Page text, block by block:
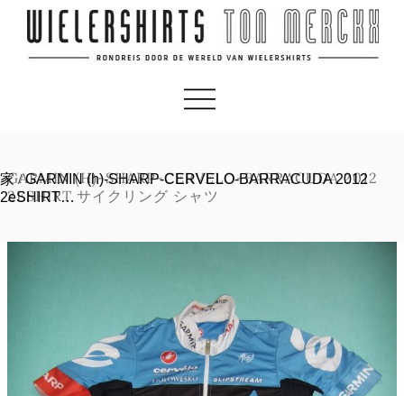
GARMIN (H)-SHARP-CERVELO-BARRACUDA 2012
2ESHIRT サイクリング シャツ
家/GARMIN (h)-SHARP-CERVELO-BARRACUDA 2012
2eSHIRT…